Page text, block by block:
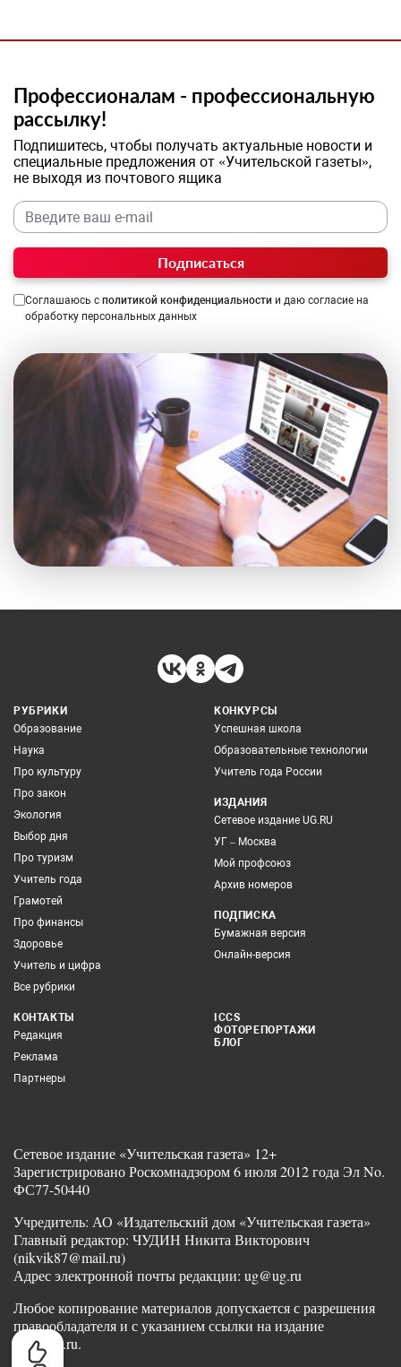
Профессионалам - профессиональную
рассылку!
Подпишитесь, чтобы получать актуальные новости и
специальные предложения от «Учительской газеты»,
не выходя из почтового ящика
Подписаться
Соглашаюсь с политикой конфиденциальности и даю согласие на
обработку персональных данных
РУБРИКИ
Образование
Наука
Про культуру
Про закон
Экология
Выбор дня
Про туризм
Учитель года
Грамотей
Про финансы
Здоровье
Учитель и цифра
Все рубрики
КОНКУРСЫ
Успешная школа
Образовательные технологии
Учитель года России
ИЗДАНИЯ
Сетевое издание UG.RU
УГ – Москва
Мой профсоюз
Архив номеров
ПОДПИСКА
Бумажная версия
Онлайн-версия
КОНТАКТЫ
Редакция
Реклама
Партнеры
ICCS
ФОТОРЕПОРТАЖИ
БЛОГ
Сетевое издание «Учительская газета» 12+
Зарегистрировано Роскомнадзором 6 июля 2012 года Эл No.
ФС77-50440
Учредитель: АО «Издательский дом «Учительская газета»
Главный редактор: ЧУДИН Никита Викторович
(nikvik87@mail.ru)
Адрес электронной почты редакции: ug@ug.ru
Любое копирование материалов допускается с разрешения
правообладателя и с указанием ссылки на издание
www.ug.ru.